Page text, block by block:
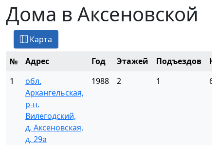
Дома в Аксеновской
Карта
№ Адрес Год Этажей Подъездов
1
обл.
Архангельская,
р-н.
Вилегодский,
д. Аксеновская,
д. 29а
1988 2 1 6